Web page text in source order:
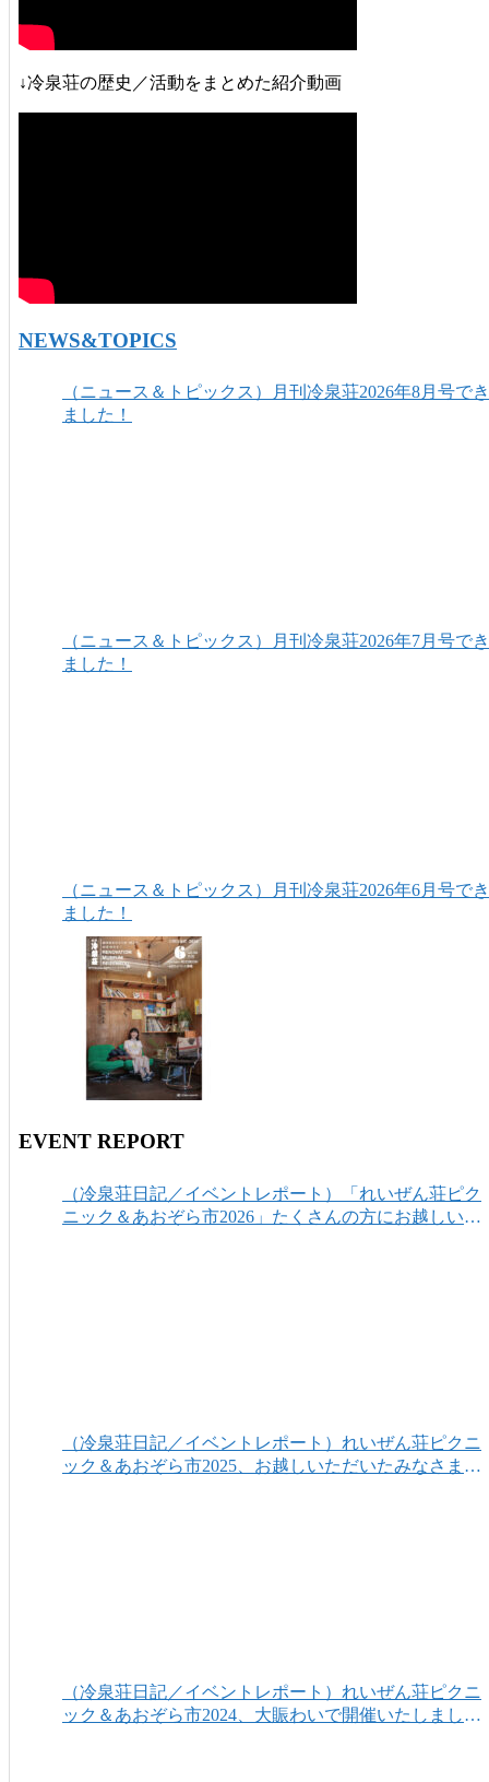
↓冷泉荘の歴史／活動をまとめた紹介動画
NEWS&TOPICS
（ニュース＆トピックス）月刊冷泉荘2026年8月号でき
ました！
（ニュース＆トピックス）月刊冷泉荘2026年7月号でき
ました！
（ニュース＆トピックス）月刊冷泉荘2026年6月号でき
ました！
EVENT REPORT
（冷泉荘日記／イベントレポート）「れいぜん荘ピク
ニック＆あおぞら市2026」たくさんの方にお越しいた
（冷泉荘日記／イベントレポート）れいぜん荘ピクニ
ック＆あおぞら市2025、お越しいただいたみなさまあ
（冷泉荘日記／イベントレポート）れいぜん荘ピクニ
ック＆あおぞら市2024、大賑わいで開催いたしまし